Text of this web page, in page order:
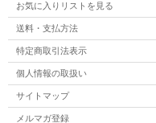
お気に入りリストを見る
送料・支払方法
特定商取引法表示
個人情報の取扱い
サイトマップ
メルマガ登録